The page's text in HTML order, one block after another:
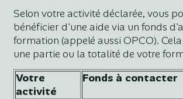
Selon votre activité déclarée, vous
bénéficier d'une aide via un fonds
formation (appelé aussi OPCO).
une partie ou la totalité de votre
Votre
activité
Fonds à contacter